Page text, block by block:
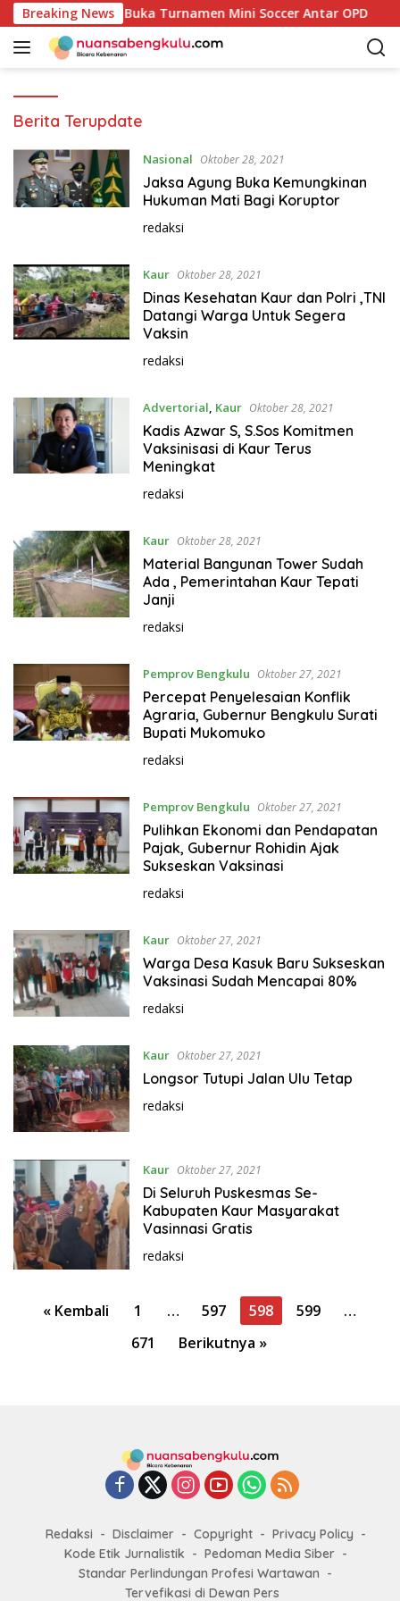
a
Breaking News
Kaur Resmi Buka Turnamen Mini Soccer Antar OPD
Berita Terupdate
Nasional Oktober 28, 2021
Jaksa Agung Buka Kemungkinan
Hukuman Mati Bagi Koruptor
redaksi
Kaur Oktober 28, 2021
Dinas Kesehatan Kaur dan Polri ,TNI
Datangi Warga Untuk Segera
Vaksin
redaksi
Advertorial, Kaur Oktober 28, 2021
Kadis Azwar S, S.Sos Komitmen
Vaksinisasi di Kaur Terus
Meningkat
redaksi
Kaur Oktober 28, 2021
Material Bangunan Tower Sudah
Ada , Pemerintahan Kaur Tepati
Janji
redaksi
Pemprov Bengkulu Oktober 27, 2021
Percepat Penyelesaian Konflik
Agraria, Gubernur Bengkulu Surati
Bupati Mukomuko
redaksi
Pemprov Bengkulu Oktober 27, 2021
Pulihkan Ekonomi dan Pendapatan
Pajak, Gubernur Rohidin Ajak
Sukseskan Vaksinasi
redaksi
Kaur Oktober 27, 2021
Warga Desa Kasuk Baru Sukseskan
Vaksinasi Sudah Mencapai 80%
redaksi
Kaur Oktober 27, 2021
Longsor Tutupi Jalan Ulu Tetap
redaksi
Kaur Oktober 27, 2021
Di Seluruh Puskesmas Se-
Kabupaten Kaur Masyarakat
Vasinnasi Gratis
redaksi
« Kembali 1 … 597 598 599
…
671
Berikutnya »
Redaksi Disclaimer Copyright
Privacy Policy
Kode Etik Jurnalistik
Pedoman Media Siber
Standar Perlindungan Profesi Wartawan
Tervefikasi di Dewan Pers